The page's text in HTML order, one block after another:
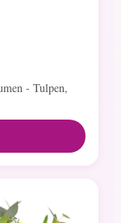
- Tulpen,